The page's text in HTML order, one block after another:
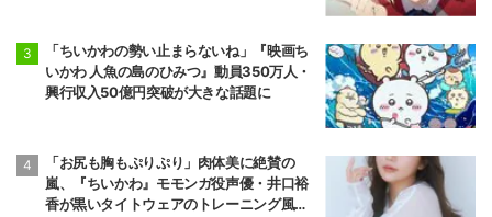
「ちいかわの勢い止まらないね」『映画ち
いかわ 人魚の島のひみつ』動員350万人・
興行収入50億円突破が大きな話題に
「お尻も胸もぷりぷり」肉体美に絶賛の
嵐、『ちいかわ』モモンガ役声優・井口裕
香が黒いタイトウェアのトレーニング風景